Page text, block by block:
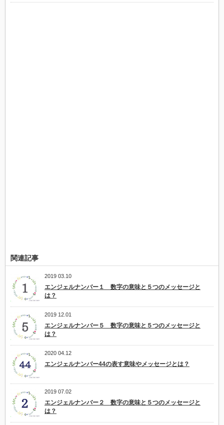
関連記事
2019 03.10
エンジェルナンバー１ 数字の意味と５つのメッセージと
は？
2019 12.01
エンジェルナンバー５ 数字の意味と５つのメッセージと
は？
2020 04.12
エンジェルナンバー44の表す意味やメッセージとは？
2019 07.02
エンジェルナンバー２ 数字の意味と５つのメッセージと
は？